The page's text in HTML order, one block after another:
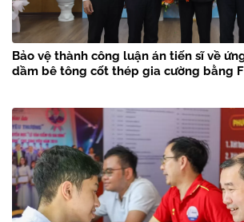
Bảo vệ thành công luận án tiến sĩ về
dầm bê tông cốt thép gia cường bằng